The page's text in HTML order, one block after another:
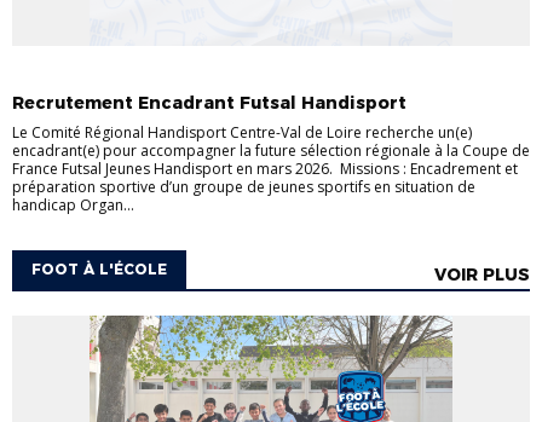
Recrutement Encadrant Futsal Handisport
Le Comité Régional Handisport Centre-Val de Loire recherche un(e)
encadrant(e) pour accompagner la future sélection régionale à la Coupe de
France Futsal Jeunes Handisport en mars 2026. Missions : Encadrement et
préparation sportive d’un groupe de jeunes sportifs en situation de
handicap Organ...
FOOT À L'ÉCOLE VOIR PLUS